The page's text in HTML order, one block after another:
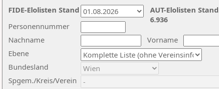
Nachname
Vorname
Ebene
Personennummer
Bundesland
Spgem./Kreis/Verein
AUT-Elolisten
6.936
FIDE-Elolisten Stand